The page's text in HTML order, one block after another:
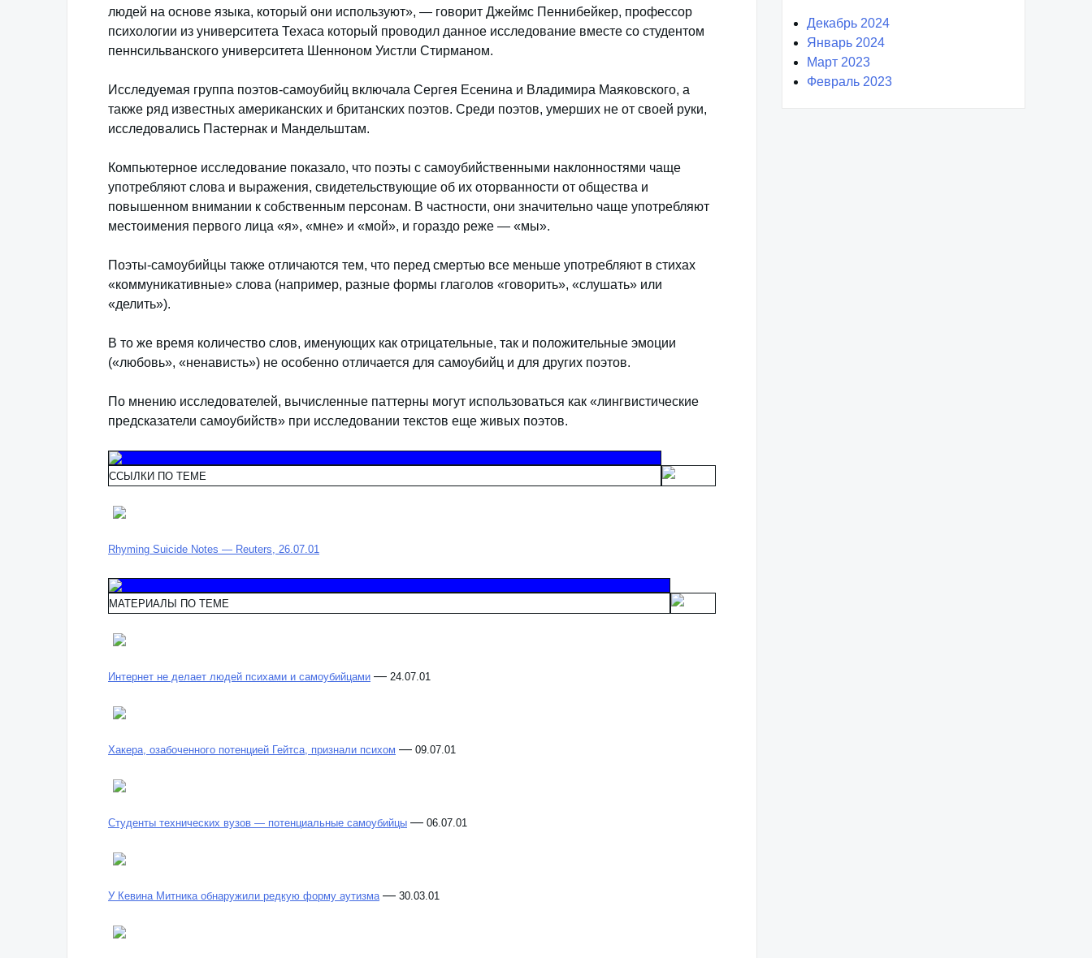
людей на основе языка, который они используют», — говорит Джеймс Пеннибейкер, профессор
психологии из университета Техаса который проводил данное исследование вместе со студентом
пеннсильванского университета Шенноном Уистли Стирманом.
Исследуемая группа поэтов-самоубийц включала Сергея Есенина и Владимира Маяковского, а
также ряд известных американских и британских поэтов. Среди поэтов, умерших не от своей руки,
исследовались Пастернак и Мандельштам.
Компьютерное исследование показало, что поэты с самоубийственными наклонностями чаще
употребляют слова и выражения, свидетельствующие об их оторванности от общества и
повышенном внимании к собственным персонам. В частности, они значительно чаще употребляют
местоимения первого лица «я», «мне» и «мой», и гораздо реже — «мы».
Поэты-самоубийцы также отличаются тем, что перед смертью все меньше употребляют в стихах
«коммуникативные» слова (например, разные формы глаголов «говорить», «слушать» или
«делить»).
В то же время количество слов, именующих как отрицательные, так и положительные эмоции
(«любовь», «ненависть») не особенно отличается для самоубийц и для других поэтов.
По мнению исследователей, вычисленные паттерны могут использоваться как «лингвистические
предсказатели самоубийств» при исследовании текстов еще живых поэтов.
ССЫЛКИ ПО ТЕМЕ
Rhyming Suicide Notes — Reuters, 26.07.01
МАТЕРИАЛЫ ПО ТЕМЕ
Интернет не делает людей психами и самоубийцами — 24.07.01
Хакера, озабоченного потенцией Гейтса, признали психом — 09.07.01
Студенты технических вузов — потенциальные самоубийцы — 06.07.01
У Кевина Митника обнаружили редкую форму аутизма — 30.03.01
Декабрь 2024
Январь 2024
Март 2023
Февраль 2023